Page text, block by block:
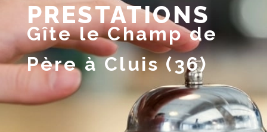
PRESTATIONS
Gîte le Champ de
Père à Cluis (36)